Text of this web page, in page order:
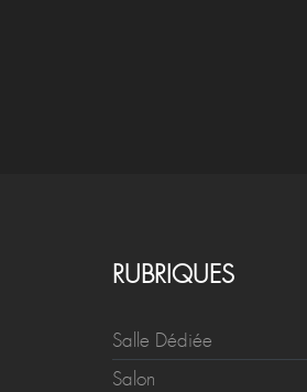
RUBRIQUES
Salle Dédiée
Salon